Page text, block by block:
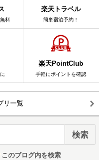
料
楽天トラベル
簡単宿泊予約！
楽天PointClub
手軽にポイントを確認
リ一覧
このブログ内を検索